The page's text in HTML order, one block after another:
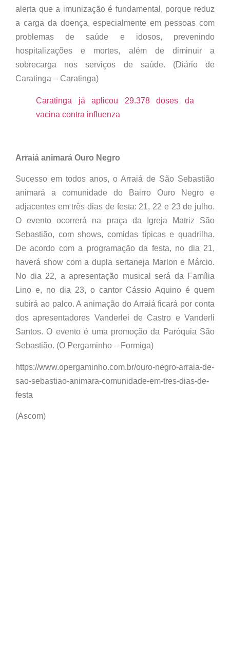
alerta que a imunização é fundamental, porque reduz
a carga da doença, especialmente em pessoas com
problemas de saúde e idosos, prevenindo
hospitalizações e mortes, além de diminuir a
sobrecarga nos serviços de saúde. (Diário de
Caratinga – Caratinga)
Caratinga já aplicou 29.378 doses da
vacina contra influenza
Arraiá animará Ouro Negro
Sucesso em todos anos, o Arraiá de São Sebastião
animará a comunidade do Bairro Ouro Negro e
adjacentes em três dias de festa: 21, 22 e 23 de julho.
O evento ocorrerá na praça da Igreja Matriz São
Sebastião, com shows, comidas típicas e quadrilha.
De acordo com a programação da festa, no dia 21,
haverá show com a dupla sertaneja Marlon e Márcio.
No dia 22, a apresentação musical será da Família
Lino e, no dia 23, o cantor Cássio Aquino é quem
subirá ao palco. A animação do Arraiá ficará por conta
dos apresentadores Vanderlei de Castro e Vanderli
Santos. O evento é uma promoção da Paróquia São
Sebastião. (O Pergaminho – Formiga)
https://www.opergaminho.com.br/ouro-negro-arraia-de-
sao-sebastiao-animara-comunidade-em-tres-dias-de-
festa
(Ascom)